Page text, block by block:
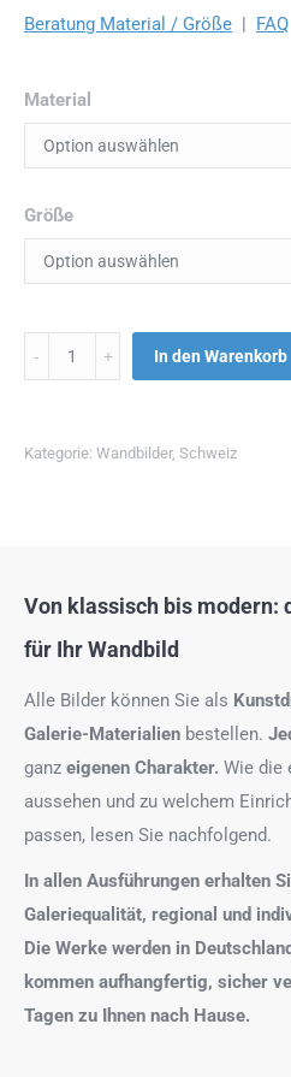
Beratung Material / Größe | FAQ
Material
Größe
Menge In den Warenkorb
Kategorie: Wandbilder, Schweiz
Von klassisch bis modern:
für Ihr Wandbild
Alle Bilder können Sie als
Galerie-Materialien bestellen.
ganz eigenen Charakter. Wie die
aussehen und zu welchem
passen, lesen Sie nachfolgend.
In allen Ausführungen erhalten
Galeriequalität, regional und
Die Werke werden in
kommen aufhangfertig, sicher
Tagen zu Ihnen nach Hause.